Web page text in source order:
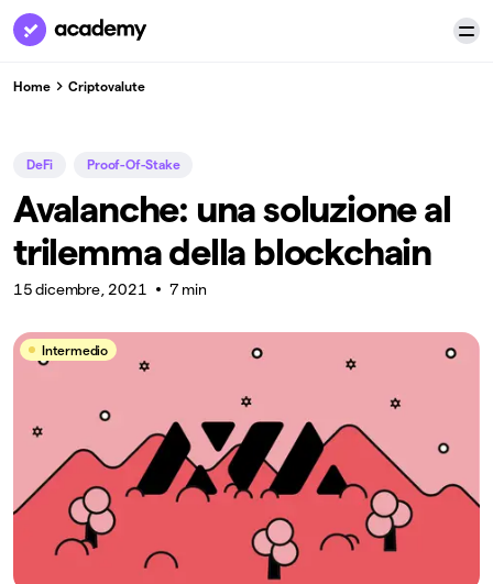
Home Criptovalute
DeFi Proof-Of-Stake
Avalanche: una soluzione al
trilemma della blockchain
15 dicembre, 2021 7 min
Intermedio